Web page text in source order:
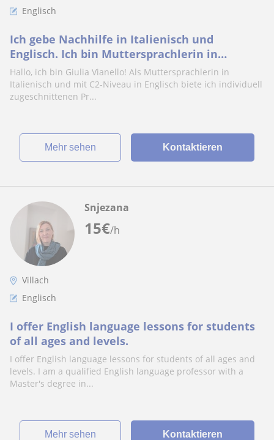
Englisch
Ich gebe Nachhilfe in Italienisch und
Englisch. Ich bin Muttersprachlerin in
Italienisch und habe Englisch auf C2-Niveau
Hallo, ich bin Giulia Vianello! Als Muttersprachlerin in
Italienisch und mit C2-Niveau in Englisch biete ich individuell
zugeschnittenen Pr...
Mehr sehen Kontaktieren
15€/h
Snjezana
Villach
Englisch
I offer English language lessons for students
of all ages and levels.
I offer English language lessons for students of all ages and
levels. I am a qualified English language professor with a
Master's degree in...
Mehr sehen Kontaktieren